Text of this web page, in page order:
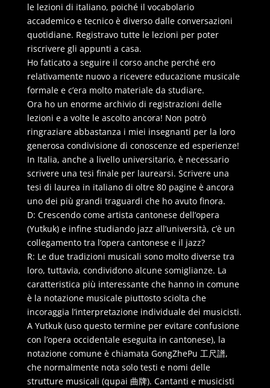
le lezioni di italiano, poiché il vocabolario
accademico e tecnico è diverso dalle conversazioni
quotidiane. Registravo tutte le lezioni per poter
riscrivere gli appunti a casa.
Ho faticato a seguire il corso anche perché ero
relativamente nuovo a ricevere educazione musicale
formale e c’era molto materiale da studiare.
Ora ho un enorme archivio di registrazioni delle
lezioni e a volte le ascolto ancora! Non potrò
ringraziare abbastanza i miei insegnanti per la loro
generosa condivisione di conoscenze ed esperienze!
In Italia, anche a livello universitario, è necessario
scrivere una tesi finale per laurearsi. Scrivere una
tesi di laurea in italiano di oltre 80 pagine è ancora
uno dei più grandi traguardi che ho avuto finora.
D: Crescendo come artista cantonese dell’opera
(Yutkuk) e infine studiando jazz all’università, c’è un
collegamento tra l’opera cantonese e il jazz?
R: Le due tradizioni musicali sono molto diverse tra
loro, tuttavia, condividono alcune somiglianze. La
caratteristica più interessante che hanno in comune
è la notazione musicale piuttosto sciolta che
incoraggia l’interpretazione individuale dei musicisti.
A Yutkuk (uso questo termine per evitare confusione
con l’opera occidentale eseguita in cantonese), la
notazione comune è chiamata GongZhePu 工尺譜,
che normalmente nota solo testi e nomi delle
strutture musicali (qupai 曲牌). Cantanti e musicisti